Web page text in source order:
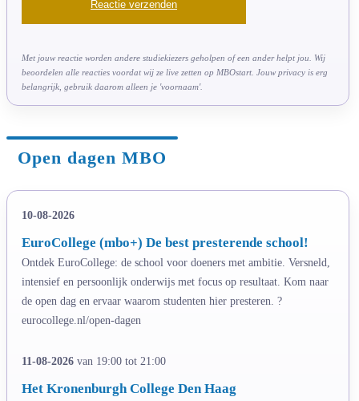
Met jouw reactie worden andere studiekiezers geholpen of een ander helpt jou. Wij
beoordelen alle reacties voordat wij ze live zetten op MBOstart. Jouw privacy is erg
belangrijk, gebruik daarom alleen je 'voornaam'.
Open dagen MBO
10-08-2026
EuroCollege (mbo+) De best presterende school!
Ontdek EuroCollege: de school voor doeners met ambitie. Versneld,
intensief en persoonlijk onderwijs met focus op resultaat. Kom naar
de open dag en ervaar waarom studenten hier presteren. ?
eurocollege.nl/open-dagen
11-08-2026 van 19:00 tot 21:00
Het Kronenburgh College Den Haag